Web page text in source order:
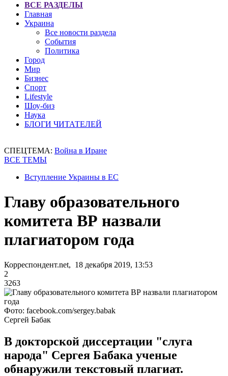
ВСЕ РАЗДЕЛЫ
Главная
Украина
Все новости раздела
События
Политика
Город
Мир
Бизнес
Спорт
Lifestyle
Шоу-биз
Наука
БЛОГИ ЧИТАТЕЛЕЙ
СПЕЦТЕМА: Война в Иране
ВСЕ ТЕМЫ
Вступление Украины в ЕС
Главу образовательного
комитета ВР назвали
плагиатором года
Корреспондент.net, 18 декабря 2019, 13:53
2
3263
Фото: facebook.com/sergey.babak
Сергей Бабак
В докторской диссертации "слуга
народа" Сергея Бабака ученые
обнаружили текстовый плагиат.